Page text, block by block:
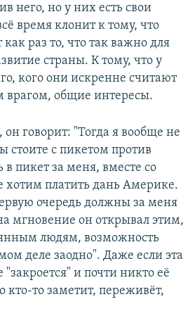
него, но у них есть свои
время клонит к тому, что
раз то, что так важно для
страны. К тому, что у
кого они искренне считают
врагом, общие интересы.
говорит: "Тогда я вообще не
с пикетом против
в пикет за меня, вместе со
платить дань Америке.
очередь должны за меня
мгновение он открывал этим,
людям, возможность
деле заодно". Даже если эта
и почти никто её
кто-то заметит, переживёт,